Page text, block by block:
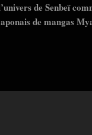
de Senbeï
de mangas